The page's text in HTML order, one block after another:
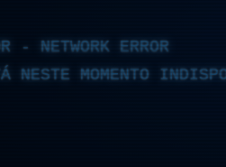
- NETWORK ERROR
NESTE MOMENTO